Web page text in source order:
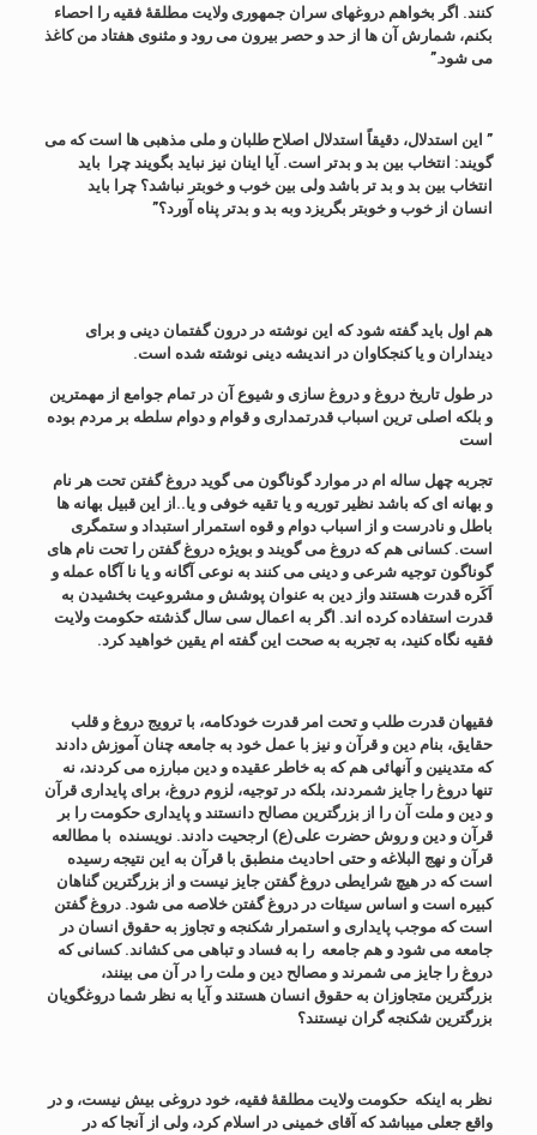
کنند. اگر بخواهم دروغهای سران جمهوری ولایت مطلقۀ فقیه را احصاء
بکنم، شمارش آن ها از حد و حصر بیرون می رود و مثنوی هفتاد من کاغذ
می شود.”
” این استدلال، دقیقاً استدلال اصلاح طلبان و ملی مذهبی ها است که می
گویند: انتخاب بین بد و بدتر است. آیا اینان نیز نباید بگویند چرا باید
انتخاب بین بد و بد تر باشد ولی بین خوب و خوبتر نباشد؟ چرا باید
انسان از خوب و خوبتر بگریزد وبه بد و بدتر پناه آورد؟”
هم اول باید گفته شود که این نوشته در درون گفتمان دینی و برای
دینداران و یا کنجکاوان در اندیشه دینی نوشته شده است.
در طول تاریخ دروغ و دروغ سازی و شیوع آن در تمام جوامع از مهمترین
و بلکه اصلی ترین اسباب قدرتمداری و قوام و دوام سلطه بر مردم بوده
است
تجربه چهل ساله ام در موارد گوناگون می گوید دروغ گفتن تحت هر نام
و بهانه ای که باشد نظیر توریه و یا تقیه خوفی و یا..از این قبیل بهانه ها
باطل و نادرست و از اسباب دوام و قوه استمرار استبداد و ستمگری
است. کسانی هم که دروغ می گویند و بویژه دروغ گفتن را تحت نام های
گوناگون توجیه شرعی و دینی می کنند به نوعی آگانه و یا نا آگاه عمله و
اَکَره قدرت هستند واز دین به عنوان پوشش و مشروعیت بخشیدن به
قدرت استفاده کرده اند. اگر به اعمال سی سال گذشته حکومت ولایت
فقیه نگاه کنید، به تجربه به صحت این گفته ام یقین خواهید کرد.
فقیهان قدرت طلب و تحت امر قدرت خودکامه، با ترویج دروغ و قلب
حقایق، بنام دین و قرآن و نیز با عمل خود به جامعه چنان آموزش دادند
که متدینین و آنهائی هم که به خاطر عقیده و دین مبارزه می کردند، نه
تنها دروغ را جایز شمردند، بلکه در توجیه، لزوم دروغ، برای پایداری قرآن
و دین و ملت آن را از بزرگترین مصالح دانستند و پایداری حکومت را بر
قرآن و دین و روش حضرت علی(ع) ارجحیت دادند. نویسنده با مطالعه
قرآن و نهج البلاغه و حتی احادیث منطبق با قرآن به این نتیجه رسیده
است که در هیچ شرایطی دروغ گفتن جایز نیست و از بزرگترین گناهان
کبیره است و اساس سیئات در دروغ گفتن خلاصه می شود. دروغ گفتن
است که موجب پایداری و استمرار شکنجه و تجاوز به حقوق انسان در
جامعه می شود و هم جامعه را به فساد و تباهی می کشاند. کسانی که
دروغ را جایز می شمرند و مصالح دین و ملت را در آن می بینند،
بزرگترین متجاوزان به حقوق انسان هستند و آیا به نظر شما دروغگویان
بزرگترین شکنجه گران نیستند؟
نظر به اینکه حکومت ولایت مطلقۀ فقیه، خود دروغی بیش نیست، و در
واقع جعلی میباشد که آقای خمینی در اسلام کرد، ولی از آنجا که در